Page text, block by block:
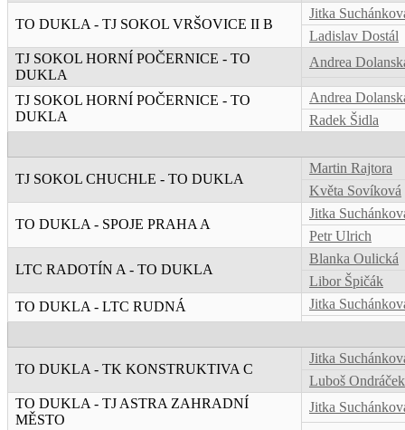
TO DUKLA - TJ SOKOL VRŠOVICE II B
Jitka
Ladislav Dostál
TJ SOKOL HORNÍ POČERNICE - TO
DUKLA
Andrea
TJ SOKOL HORNÍ POČERNICE - TO
DUKLA
Andrea
Radek Šidla
TJ SOKOL CHUCHLE - TO DUKLA
Martin Rajtora
Květa Sovíková
TO DUKLA - SPOJE PRAHA A
Jitka
Petr Ulrich
LTC RADOTÍN A - TO DUKLA
Blanka Oulická
Libor Špičák
TO DUKLA - LTC RUDNÁ
Jitka
TO DUKLA - TK KONSTRUKTIVA C
Jitka
Luboš Ondráček
TO DUKLA - TJ ASTRA ZAHRADNÍ
MĚSTO
Jitka